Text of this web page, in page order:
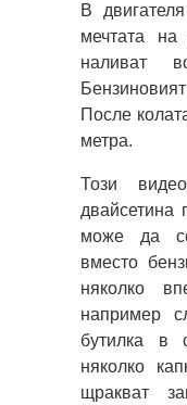
В
мечтата на
наливат
После
метра.
Този
двайсетина
може да
вместо
няколко
например
бутилка в
няколко
щракват